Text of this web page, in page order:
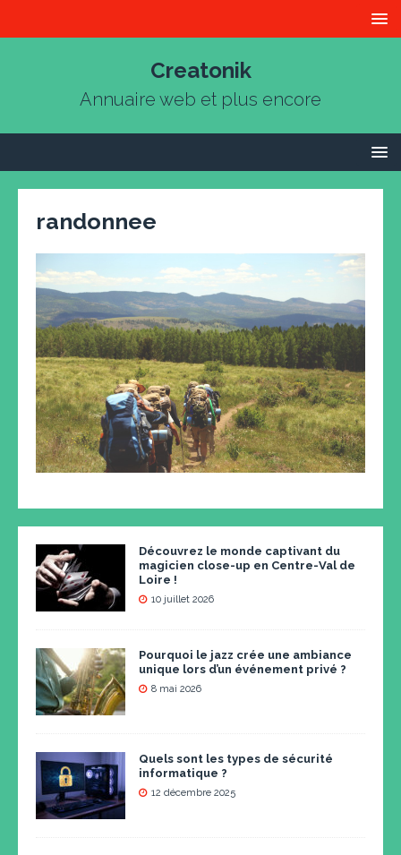
Creatonik
Annuaire web et plus encore
randonnee
Découvrez le monde captivant du
magicien close-up en Centre-Val de
Loire !
10 juillet 2026
Pourquoi le jazz crée une ambiance
unique lors d’un événement privé ?
8 mai 2026
Quels sont les types de sécurité
informatique ?
12 décembre 2025